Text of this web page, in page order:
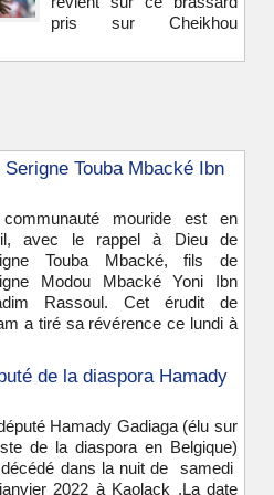
pris sur Cheikhou
Touba Mbacké Ibn
mouride est en
avec le rappel à Dieu de
Touba Mbacké, fils de
Modou Mbacké Yoni Ibn
Rassoul. Cet érudit de
a tiré sa révérence ce lundi à
de la diaspora Hamady
Hamady Gadiaga (élu sur
de la diaspora en Belgique)
dans la nuit de samedi
2022 à Kaolack .La date